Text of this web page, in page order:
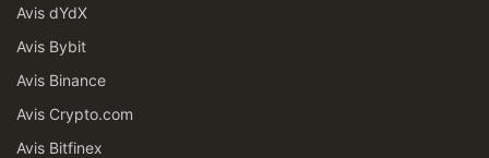
Avis dYdX
Avis Bybit
Avis Binance
Avis Crypto.com
Avis Bitfinex